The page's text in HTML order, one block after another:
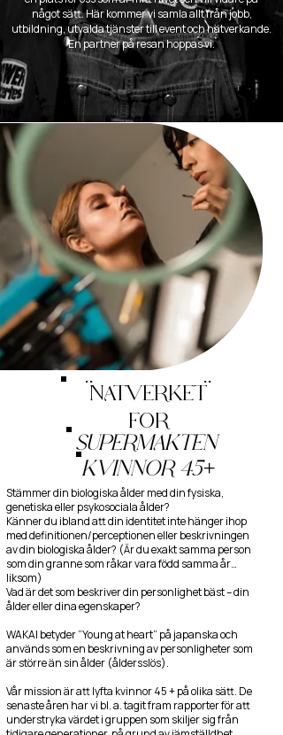
något sätt. Här kommer vi samla allt från jobb,
utbildning, utvalda tjänster till event och nätverkande.
En partner på resan hoppas vi.
NÄTVERKET
FÖR
SUPERMAKTEN
KVINNOR 45+
.. ..
Stämmer din biologiska ålder med din fysiska,
genetiska eller psykosociala ålder?
Känner du ibland att din identitet inte hänger ihop
med definitionen/perceptionen eller beskrivningen
av din biologiska ålder? (Är du exakt samma person
som din granne som råkar vara född samma år…
liksom)
Vad är det som beskriver din personlighet bäst – din
ålder eller dina egenskaper?
WAKAI betyder ”Young at heart” på japanska och
används som en beskrivning av personligheter som
är större än sin ålder (åldersslös).
Vår mission är att lyfta kvinnor 45 + på olika sätt. De
senaste åren har vi bl. a. tagit fram rapporter för att
understryka värdet i gruppen som skiljer sig från